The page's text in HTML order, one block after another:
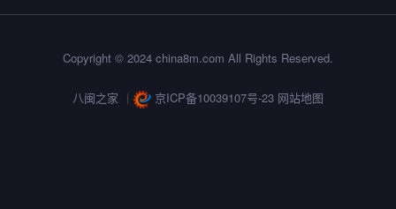
Copyright © 2024 china8m.com All Rights Reserved.
八闽之家 丨 京ICP备10039107号-23 网站地图